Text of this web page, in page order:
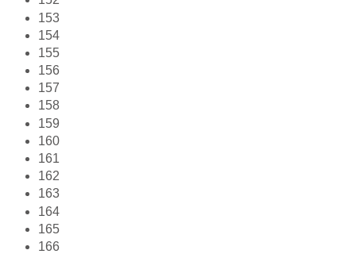
153
154
155
156
157
158
159
160
161
162
163
164
165
166